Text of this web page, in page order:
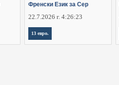
Френски Език за Сер
22.7.2026 г. 4:26:23
13 евро.